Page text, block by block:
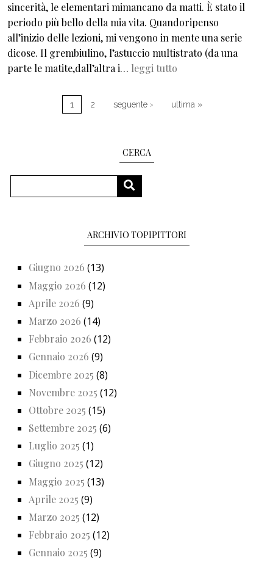
sincerità, le elementari mimancano da matti. È stato il
periodo più bello della mia vita. Quandoripenso
all’inizio delle lezioni, mi vengono in mente una serie
dicose. Il grembiulino, l’astuccio multistrato (da una
parte le matite,dall’altra i… leggi tutto
1 2 seguente ›Pagina successiva
ultima »Ultima pagina
CERCA
CERCA
ARCHIVIO TOPIPITTORI
Giugno 2026 (13)
Maggio 2026 (12)
Aprile 2026 (9)
Marzo 2026 (14)
Febbraio 2026 (12)
Gennaio 2026 (9)
Dicembre 2025 (8)
Novembre 2025 (12)
Ottobre 2025 (15)
Settembre 2025 (6)
Luglio 2025 (1)
Giugno 2025 (12)
Maggio 2025 (13)
Aprile 2025 (9)
Marzo 2025 (12)
Febbraio 2025 (12)
Gennaio 2025 (9)